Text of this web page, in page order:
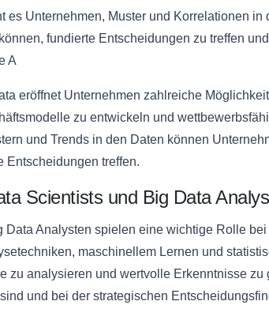
es Unternehmen, Muster und Korrelationen
fundierte Entscheidungen zu treffen
A
eröffnet Unternehmen zahlreiche
zu entwickeln und
und Trends in den Daten können
Entscheidungen treffen.
Scientists und Big Data
Data Analysten spielen eine wichtige Rolle
maschinellem Lernen und
zu analysieren und wertvolle Erkenntnisse zu
und bei der strategischen